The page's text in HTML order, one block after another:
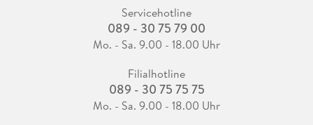
Servicehotline
089 - 30 75 79 00
Mo. - Sa. 9.00 - 18.00 Uhr
Filialhotline
089 - 30 75 75 75
Mo. - Sa. 9.00 - 18.00 Uhr